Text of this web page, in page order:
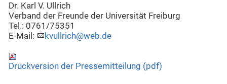
Dr. Karl V. Ullrich
Verband der Freunde der Universität Freiburg
Tel.: 0761/75351
E-Mail:
kvullrich@web.de
Druckversion der Pressemitteilung (pdf)